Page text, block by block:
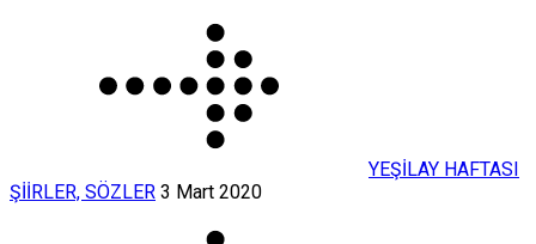
YEŞİLAY HAFTASI
ŞİİRLER, SÖZLER 3 Mart 2020